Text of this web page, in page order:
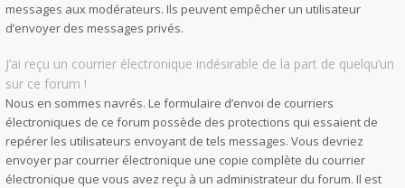
messages aux modérateurs. Ils peuvent empêcher un utilisateur
d’envoyer des messages privés.
J’ai reçu un courrier électronique indésirable de la part de quelqu’un
sur ce forum !
Nous en sommes navrés. Le formulaire d’envoi de courriers
électroniques de ce forum possède des protections qui essaient de
repérer les utilisateurs envoyant de tels messages. Vous devriez
envoyer par courrier électronique une copie complète du courrier
électronique que vous avez reçu à un administrateur du forum. Il est